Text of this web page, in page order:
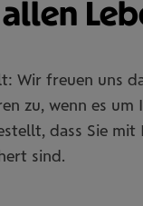
Wir freuen uns
zu, wenn es
dass Sie mit
sind.